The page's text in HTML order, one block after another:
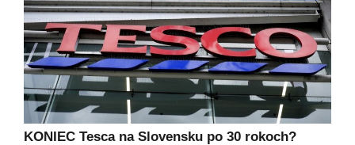
KONIEC Tesca na Slovensku po 30 rokoch?